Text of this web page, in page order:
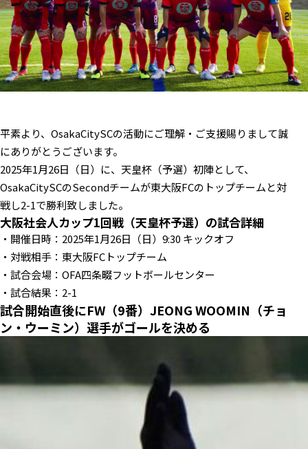
平素より、OsakaCitySCの活動にご理解・ご支援賜りまして誠
にありがとうございます。
2025年1月26日（日）に、天皇杯（予選）初陣として、
OsakaCitySCのSecondチームが東大阪FCのトップチームと対
戦し2-1で勝利致しました。
大阪社会人カップ1回戦（天皇杯予選）の試合詳細
・開催日時：2025年1月26日（日）9:30 キックオフ
・対戦相手：東大阪FCトップチーム
・試合会場：OFA四条畷フットボールセンター
・試合結果：2-1
試合開始直後にFW（9番）JEONG WOOMIN（チョ
ン・ウーミン）選手がゴールを決める